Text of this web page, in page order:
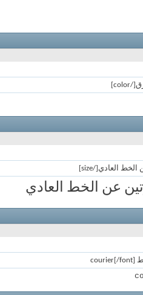
عن الخط العادي